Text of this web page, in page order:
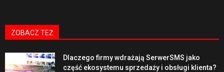
ZOBACZ TEŻ
Dlaczego firmy wdrażają SerwerSMS jako
część ekosystemu sprzedaży i obsługi klienta?